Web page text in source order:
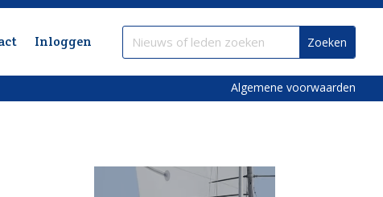
Inloggen
Algemene voorwaarden